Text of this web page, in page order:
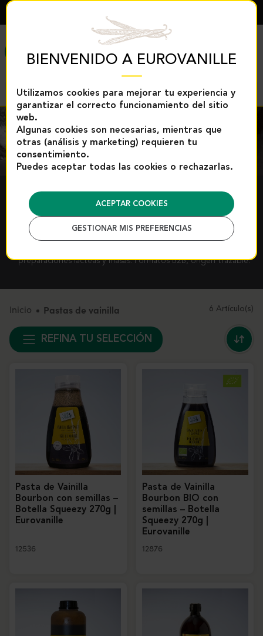
BIENVENIDO A EUROVANILLE
Utilizamos cookies para mejorar tu experiencia y
garantizar el correcto funcionamiento del sitio
web.
Algunas cookies son necesarias, mientras que
otras (análisis y marketing) requieren tu
consentimiento.
Puedes aceptar todas las cookies o rechazarlas.
ACEPTAR COOKIES
GESTIONAR MIS PREFERENCIAS
MENÚ
PASTAS DE VAINILLA
Pastas de vainilla concentradas para profesionales
preparaciones lácteas y masas. Formatos B2B, origen trazable.
Inicio Pastas de vainilla 6 Artículo(s)
REFINA TU SELECCIÓN
Pasta de Vainilla
Bourbon con semillas –
Botella Squeezy 270g |
Eurovanille
12536
Pasta de Vainilla
Bourbon BIO con
semillas – Botella
Squeezy 270g |
Eurovanille
12876